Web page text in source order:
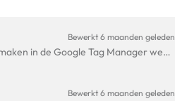
Bewerkt 6 maanden geleden
In dit artikel leggen we stap voor stap uit hoe je TikTok Ads gebeurtenis tags kunt aanmaken in de Google Tag Manager web container. Hierbij zorgen ...
Bewerkt 6 maanden geleden